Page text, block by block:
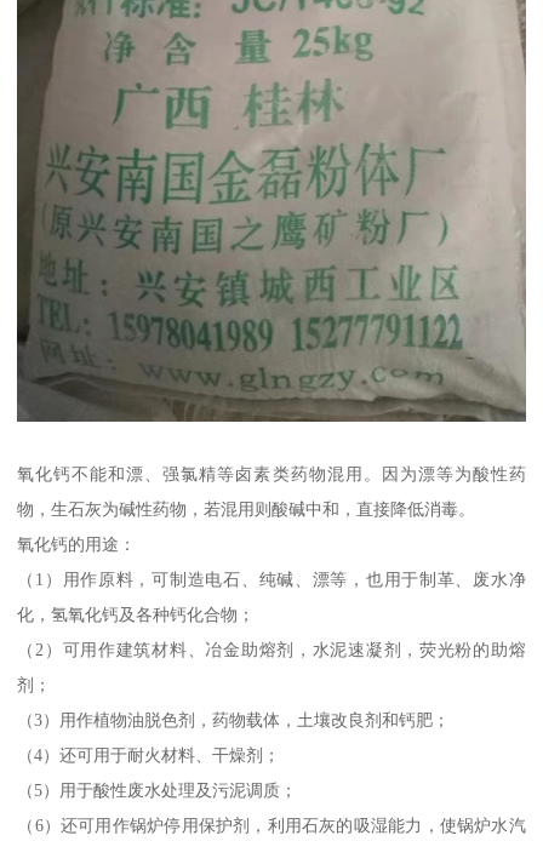
氧化钙不能和漂、强氯精等卤素类药物混用。因为漂等为酸性药
物，生石灰为碱性药物，若混用则酸碱中和，直接降低消毒。
氧化钙的用途：
（1）用作原料，可制造电石、纯碱、漂等，也用于制革、废水净
化，氢氧化钙及各种钙化合物；
（2）可用作建筑材料、冶金助熔剂，水泥速凝剂，荧光粉的助熔
剂；
（3）用作植物油脱色剂，药物载体，土壤改良剂和钙肥；
（4）还可用于耐火材料、干燥剂；
（5）用于酸性废水处理及污泥调质；
（6）还可用作锅炉停用保护剂，利用石灰的吸湿能力，使锅炉水汽